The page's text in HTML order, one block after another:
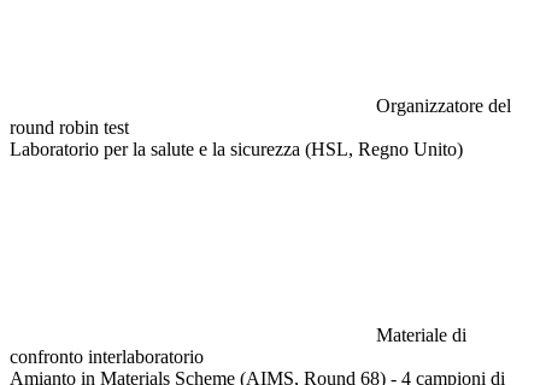
Organizzatore del
round robin test
Laboratorio per la salute e la sicurezza (HSL, Regno Unito)
Materiale di
confronto interlaboratorio
Amianto in Materials Scheme (AIMS, Round 68) - 4 campioni di